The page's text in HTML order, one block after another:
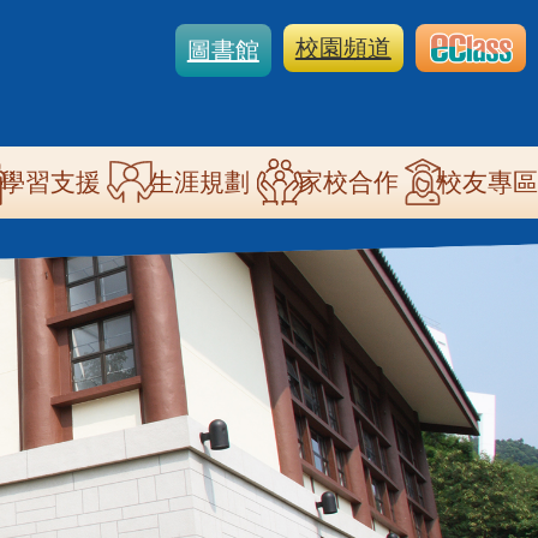
圖書館 校園頻道
學習支援 生涯規劃 家校合作 校友專區